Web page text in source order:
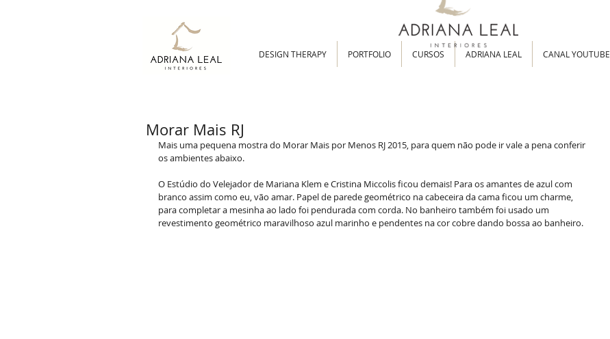
DESIGN THERAPY PORTFOLIO CURSOS ADRIANA LEAL CANAL YOUTUBE
Morar Mais RJ
Mais uma pequena mostra do Morar Mais por Menos RJ 2015, para quem não pode ir vale a pena conferir
os ambientes abaixo.
O Estúdio do Velejador de Mariana Klem e Cristina Miccolis ficou demais! Para os amantes de azul com
branco assim como eu, vão amar. Papel de parede geométrico na cabeceira da cama ficou um charme,
para completar a mesinha ao lado foi pendurada com corda. No banheiro também foi usado um
revestimento geométrico maravilhoso azul marinho e pendentes na cor cobre dando bossa ao banheiro.